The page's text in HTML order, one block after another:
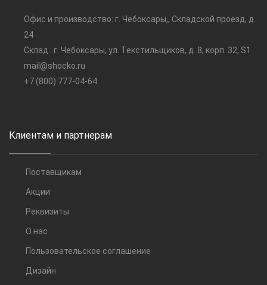
Офис и производство: г. Чебоксары,, Складской проезд, д.
24
Склад : г. Чебоксары, ул. Текстильщиков, д. 8, корп. 32, S1
mail@shocko.ru
+7 (800) 777-04-64
Клиентам и партнерам
Поставщикам
Акции
Реквизиты
О нас
Пользовательское соглашение
Дизайн